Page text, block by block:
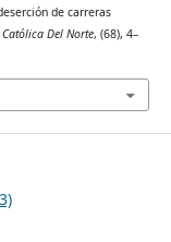
de carreras
Del Norte, (68), 4–